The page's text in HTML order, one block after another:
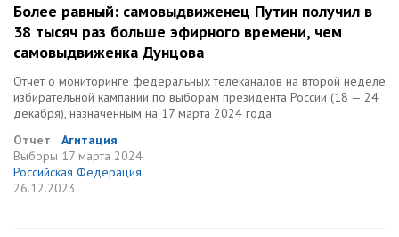
Более равный: самовыдвиженец Путин получил в
38 тысяч раз больше эфирного времени, чем
самовыдвиженка Дунцова
Отчет о мониторинге федеральных телеканалов на второй неделе
избирательной кампании по выборам президента России (18 — 24
декабря), назначенным на 17 марта 2024 года
Отчет
Агитация
Выборы 17 марта 2024
Российская Федерация
26.12.2023